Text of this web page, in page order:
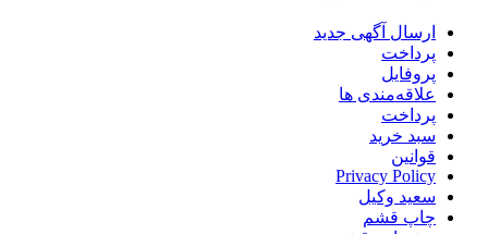
ارسال آگهی جدید
پرداخت
پروفایل
علاقه‌مندی ها
پرداخت
سبد خرید
قوانین
Privacy Policy
سعید وکیل
چاپ قشم